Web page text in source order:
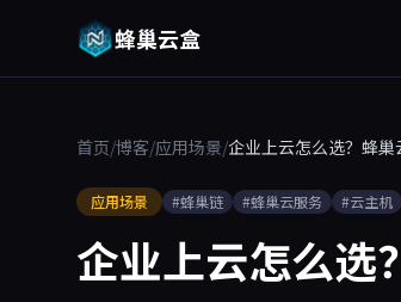
蜂巢云盒
首页/博客/应用场景/企业上云怎么选？蜂
应用场景 #蜂巢链 #蜂巢云服务 #云主机
企业上云怎么选